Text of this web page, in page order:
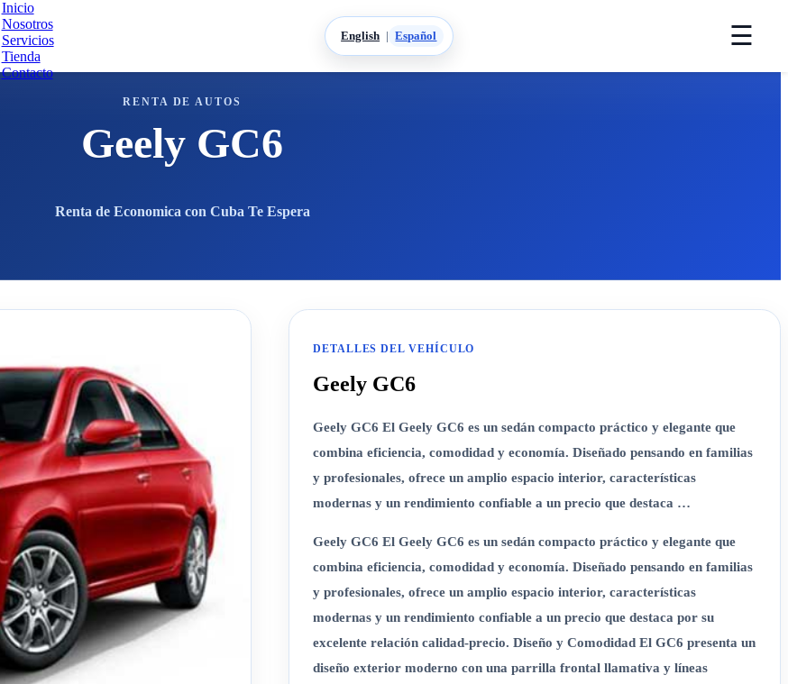
Inicio
Nosotros
Servicios
Tienda
Contacto
English | Español ☰
RENTA DE AUTOS
Geely GC6
Renta de Economica con Cuba Te Espera
DETALLES DEL VEHÍCULO
Geely GC6
Geely GC6 El Geely GC6 es un sedán compacto práctico y elegante que
combina eficiencia, comodidad y economía. Diseñado pensando en familias
y profesionales, ofrece un amplio espacio interior, características
modernas y un rendimiento confiable a un precio que destaca …
Geely GC6 El Geely GC6 es un sedán compacto práctico y elegante que
combina eficiencia, comodidad y economía. Diseñado pensando en familias
y profesionales, ofrece un amplio espacio interior, características
modernas y un rendimiento confiable a un precio que destaca por su
excelente relación calidad-precio. Diseño y Comodidad El GC6 presenta un
diseño exterior moderno con una parrilla frontal llamativa y líneas